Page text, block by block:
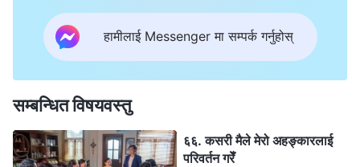
हामीलाई Messenger मा सम्पर्क गर्नुहोस्
सम्बन्धित विषयवस्तु
६६. कसरी मैले मेरो अहङ्कारलाई
परिवर्तन गरेँ